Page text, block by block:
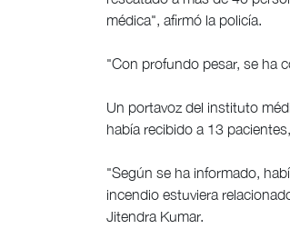
médica", afirmó la policía.
"Con profundo pesar, se ha
Un portavoz del instituto
había recibido a 13
"Según se ha informado,
incendio estuviera
Jitendra Kumar.